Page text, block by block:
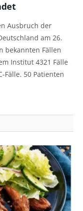
Ausbruch der
am 26.
bekannten Fällen
Institut 4321 Fälle
Fälle. 50 Patienten